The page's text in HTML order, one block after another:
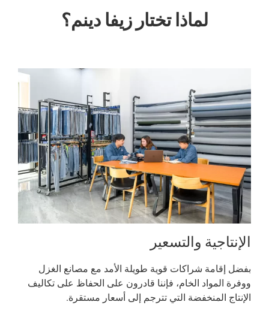
لماذا تختار زيفا دينم؟
الإنتاجية والتسعير
بفضل إقامة شراكات قوية طويلة الأمد مع مصانع الغزل
ووفرة المواد الخام، فإننا قادرون على الحفاظ على تكاليف
الإنتاج المنخفضة التي تترجم إلى أسعار مستقرة.